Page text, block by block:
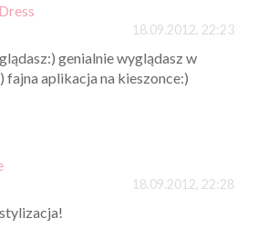
18.09.2012, 22:23
genialnie wyglądasz w
fajna aplikacja na kieszonce:)
18.09.2012, 22:28